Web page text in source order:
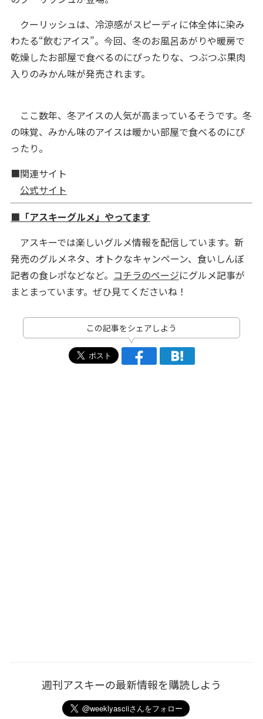
クーリッシュは、冷涼感がスピーディに体全体に染み
わたる“飲むアイス”。今回、冬のお風呂あがりや暖房で
乾燥したお部屋で食べるのにぴったりな、つぶつぶ果肉
入りのみかん味が発売されます。
ここ数年、冬アイスの人気が高まっているそうです。冬
の味覚、みかん味のアイスは暖かい部屋で食べるのにぴ
ったり。
■関連サイト
公式サイト
■「アスキーグルメ」やってます
アスキーでは楽しいグルメ情報を配信しています。新
発売のグルメネタ、オトクなキャンペーン、食いしんぼ
記者の食レポなどなど。 コチラのページにグルメ記事が
まとまっています。ぜひ見てくださいね！
この記事をシェアしよう
週刊アスキーの最新情報を購読しよう